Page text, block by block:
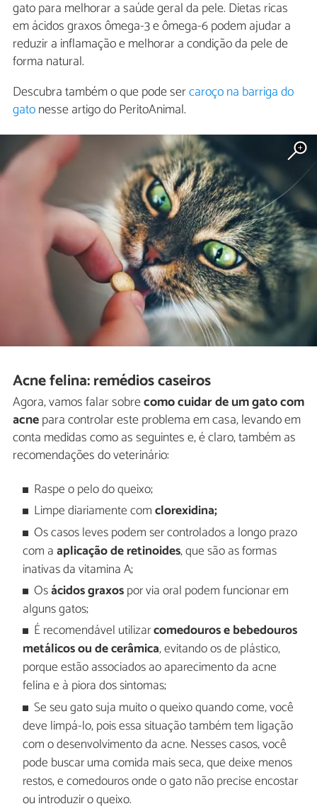
gato para melhorar a saúde geral da pele. Dietas ricas
em ácidos graxos ômega-3 e ômega-6 podem ajudar a
reduzir a inflamação e melhorar a condição da pele de
forma natural.
Descubra também o que pode sercaroço na barriga do
gatonesse artigo do PeritoAnimal.
Acne felina: remédios caseiros
Agora, vamos falar sobrecomo cuidar de um gato com
acnepara controlar este problema em casa, levando em
conta medidas como as seguintes e, é claro, também as
recomendações do veterinário:
Raspe o pelo do queixo;
Limpe diariamente comclorexidina;
Os casos leves podem ser controlados a longo prazo
com aaplicação de retinoides, que são as formas
inativas da vitamina A;
Osácidos graxospor via oral podem funcionar em
alguns gatos;
É recomendável utilizarcomedouros e bebedouros
metálicos ou de cerâmica, evitando os de plástico,
porque estão associados ao aparecimento da acne
felina e à piora dos sintomas;
Se seu gato suja muito o queixo quando come, você
deve limpá-lo, pois essa situação também tem ligação
com o desenvolvimento da acne. Nesses casos, você
pode buscar uma comida mais seca, que deixe menos
restos, e comedouros onde o gato não precise encostar
ou introduzir o queixo.